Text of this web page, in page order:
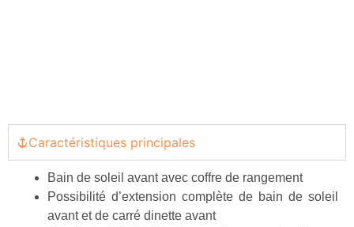
Caractéristiques principales
Bain de soleil avant avec coffre de rangement
Possibilité d’extension complète de bain de soleil
avant et de carré dinette avant